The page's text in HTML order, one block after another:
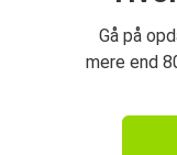
Gå på
mere end